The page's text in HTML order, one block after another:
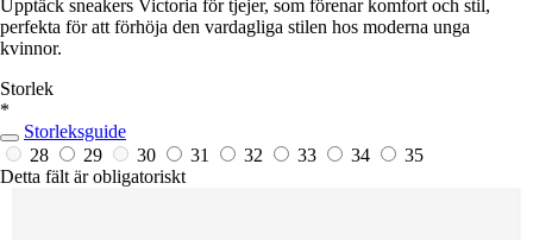
Upptäck sneakers Victoria för tjejer, som förenar komfort och stil,
perfekta för att förhöja den vardagliga stilen hos moderna unga
kvinnor.
Storlek
*
Storleksguide
28
29 30 31 32 33 34
35
Detta fält är obligatoriskt